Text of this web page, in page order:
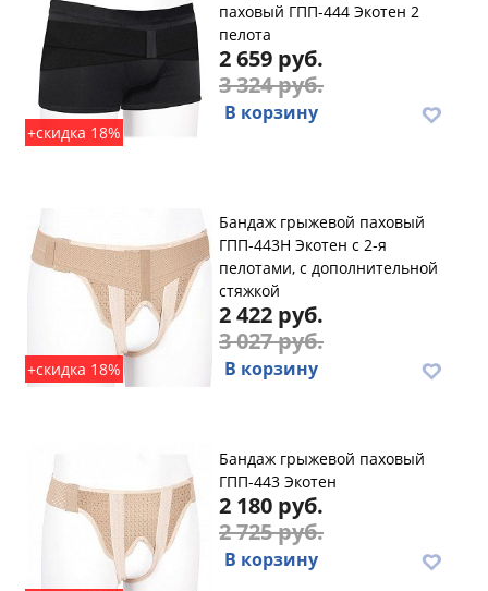
+скидка 18%
паховый ГПП-444 Экотен 2
пелота
2 659 руб.
3 324 руб.
В корзину
+скидка 18%
Бандаж грыжевой паховый
ГПП-443Н Экотен с 2-я
пелотами, с дополнительной
стяжкой
2 422 руб.
3 027 руб.
В корзину
Бандаж грыжевой паховый
ГПП-443 Экотен
2 180 руб.
2 725 руб.
В корзину